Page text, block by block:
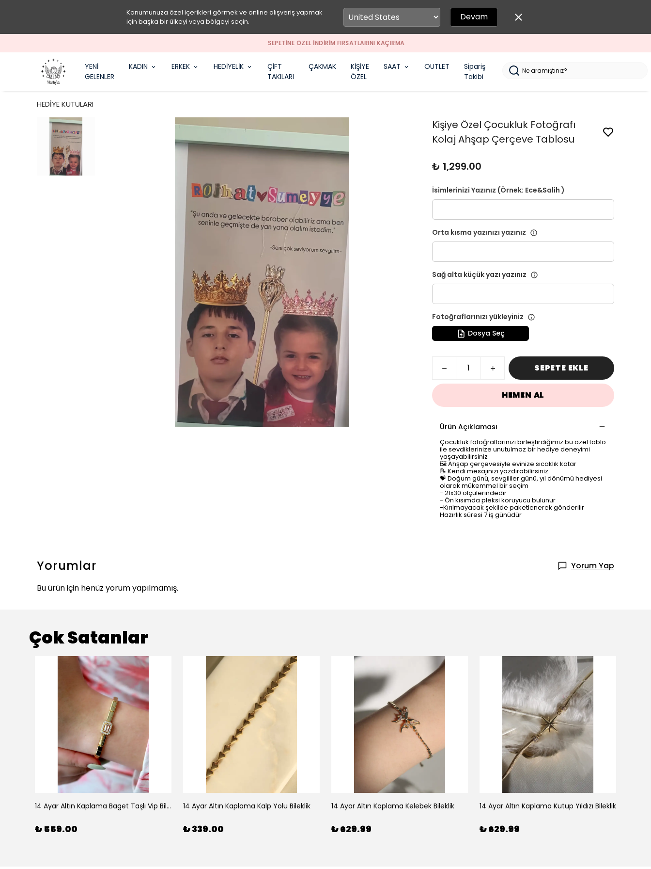
Konumunuza özel içerikleri görmek ve online alışveriş yapmak
için başka bir ülkeyi veya bölgeyi seçin.
Devam
SEPETİNE ÖZEL İNDİRİM FIRSATLARINI KAÇIRMA
YENİ
GELENLER
KADIN ERKEK HEDİYELİK
ÇİFT
TAKILARI
ÇAKMAK
KİŞİYE
ÖZEL
SAAT OUTLET
Sipariş
Takibi
HEDİYE KUTULARI
Kişiye Özel Çocukluk Fotoğrafı
Kolaj Ahşap Çerçeve Tablosu
₺ 1,299.00
İsimlerinizi Yazınız (Örnek: Ece&Salih )
Orta kısma yazınızı yazınız
Sağ alta küçük yazı yazınız
Fotoğraflarınızı yükleyiniz
Dosya Seç
SEPETE EKLE
HEMEN AL
Ürün Açıklaması
Çocukluk fotoğraflarınızı birleştirdiğimiz bu özel tablo
ile sevdiklerinize unutulmaz bir hediye deneyimi
yaşayabilirsiniz
🖼️ Ahşap çerçevesiyle evinize sıcaklık katar
📝 Kendi mesajınızı yazdırabilirsiniz
💝 Doğum günü, sevgililer günü, yıl dönümü hediyesi
olarak mükemmel bir seçim
- 21x30 ölçülerindedir
- Ön kısımda pleksi koruyucu bulunur
-Kırılmayacak şekilde paketlenerek gönderilir
Hazırlık süresi 7 iş günüdür
Yorumlar
Yorum Yap
Bu ürün için henüz yorum yapılmamış.
Çok Satanlar
14 Ayar Altın Kaplama Baget Taşlı Vip Bileklik
₺ 559.00
14 Ayar Altın Kaplama Kalp Yolu Bileklik
₺ 339.00
14 Ayar Altın Kaplama Kelebek Bileklik
₺ 629.99
14 Ayar Altın Kaplama Kutup Yıldızı Bileklik
₺ 629.99